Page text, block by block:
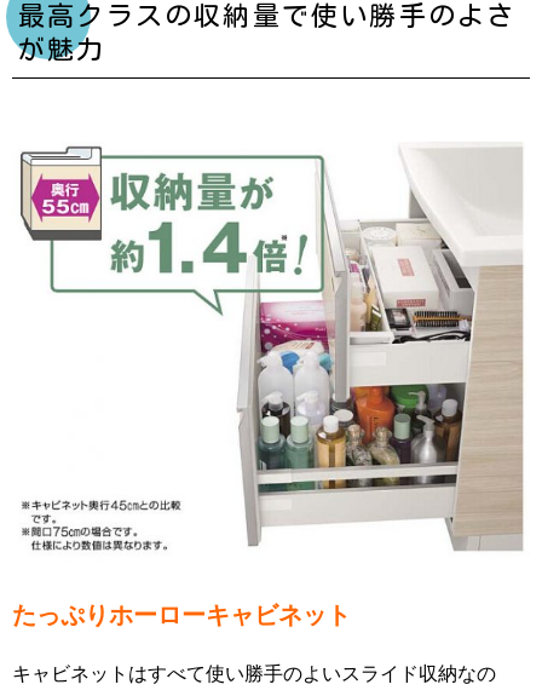
最高クラスの収納量で使い勝手のよさ
が魅力
たっぷりホーローキャビネット
キャビネットはすべて使い勝手のよいスライド収納なの